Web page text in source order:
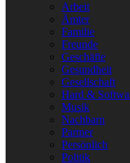
Arbeit
Ämter
Familie
Freunde
Geschäfte
Gesundheit
Gesellschaft
Hard &
Musik
Nachbarn
Partner
Persönlich
Politik